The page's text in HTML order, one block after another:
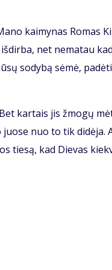
kai­my­nas Ro­mas
net ne­ma­tau
so­dy­bą sė­mė,
kar­tais jis žmo­gų
juo­se nuo to tik di­dė­ja.
tie­są, kad Die­vas